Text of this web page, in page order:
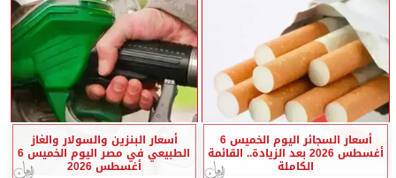
أسعار السجائر اليوم الخميس 6
أغسطس 2026 بعد الزيادة.. القائمة
الكاملة
أسعار البنزين والسولار والغاز
الطبيعي في مصر اليوم الخميس 6
أغسطس 2026